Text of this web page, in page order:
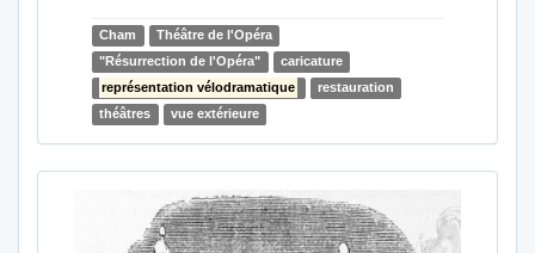
Cham
Théâtre de l'Opéra
"Résurrection de l'Opéra"
caricature
représentation vélodramatique
restauration
théâtres
vue extérieure